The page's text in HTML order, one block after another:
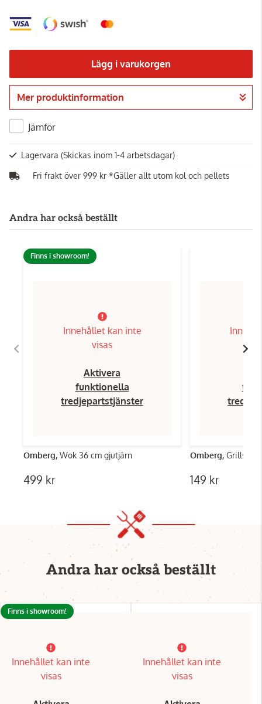
Lägg i varukorgen
Gå till kassan
Mer produktinformation
Jämför
Lagervara (Skickas inom 1-4 arbetsdagar)
Fri frakt över 999 kr *Gäller allt utom kol och pellets
Andra har också beställt
Finns i showroom!
Innehållet kan inte
visas
Aktivera
funktionella
tredjepartstjänster
Omberg, Wok 36 cm gjutjärn
499 kr
Omberg, Grillspett
149 kr
Andra har också beställt
Innehållet kan inte
visas
Finns i showroom!
Innehållet kan inte
visas